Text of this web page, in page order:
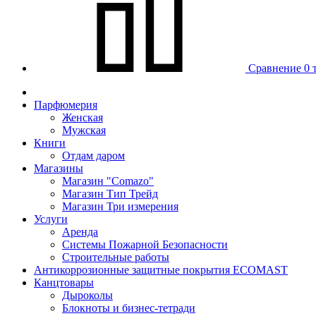
Сравнение 0
Парфюмерия
Женская
Мужская
Книги
Отдам даром
Магазины
Магазин "Comazo"
Магазин Тип Трейд
Магазин Три измерения
Услуги
Аренда
Системы Пожарной Безопасности
Строительные работы
Антикоррозионные защитные покрытия ECOMAST
Канцтовары
Дыроколы
Блокноты и бизнес-тетради